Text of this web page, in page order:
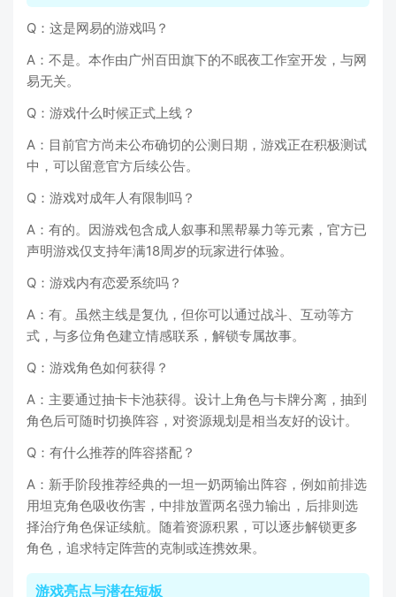
Q：这是网易的游戏吗？
A：不是。本作由广州百田旗下的不眠夜工作室开发，与网
易无关。
Q：游戏什么时候正式上线？
A：目前官方尚未公布确切的公测日期，游戏正在积极测试
中，可以留意官方后续公告。
Q：游戏对成年人有限制吗？
A：有的。因游戏包含成人叙事和黑帮暴力等元素，官方已
声明游戏仅支持年满18周岁的玩家进行体验。
Q：游戏内有恋爱系统吗？
A：有。虽然主线是复仇，但你可以通过战斗、互动等方
式，与多位角色建立情感联系，解锁专属故事。
Q：游戏角色如何获得？
A：主要通过抽卡卡池获得。设计上角色与卡牌分离，抽到
角色后可随时切换阵容，对资源规划是相当友好的设计。
Q：有什么推荐的阵容搭配？
A：新手阶段推荐经典的一坦一奶两输出阵容，例如前排选
用坦克角色吸收伤害，中排放置两名强力输出，后排则选
择治疗角色保证续航。随着资源积累，可以逐步解锁更多
角色，追求特定阵营的克制或连携效果。
游戏亮点与潜在短板